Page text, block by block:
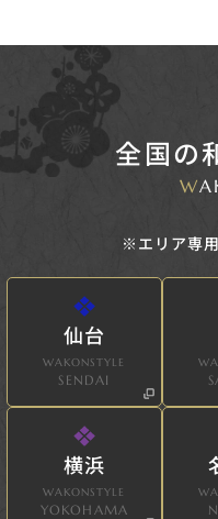
全国の
W
※エリア専
仙台
WAKONSTYLE
SENDAI
横浜
WAKONSTYLE
YOKOHAMA